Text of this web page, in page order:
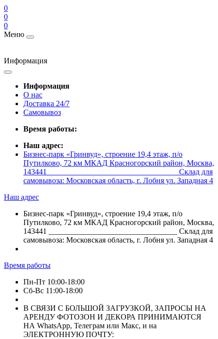
0
0
0
Меню
Информация
Информация
О нас
Доставка 24/7
Самовывоз
Время работы:
Наш адрес:
Бизнес-парк «Гринвуд», строение 19,4 этаж, п/о
Путилково, 72 км МКАД Красногорский район, Москва,
143441 _________________________________ Склад для
самовывоза: Московская область, г. Лобня ул. Западная 4
Наш адрес
Бизнес-парк «Гринвуд», строение 19,4 этаж, п/о
Путилково, 72 км МКАД Красногорский район, Москва,
143441 _________________________________ Склад для
самовывоза: Московская область, г. Лобня ул. Западная 4
Время работы
Пн-Пт 10:00-18:00
Сб-Вс 11:00-18:00
В СВЯЗИ С БОЛЬШОЙ ЗАГРУЗКОЙ, ЗАПРОСЫ НА
АРЕНДУ ФОТОЗОН И ДЕКОРА ПРИНИМАЮТСЯ
НА WhatsApp, Телеграм или Макс, и на
ЭЛЕКТРОННУЮ ПОЧТУ: